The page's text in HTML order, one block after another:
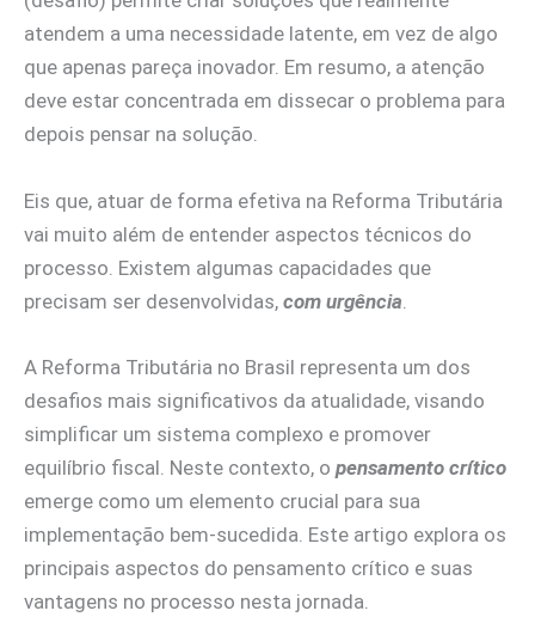
atendem a uma necessidade latente, em vez de algo
que apenas pareça inovador. Em resumo, a atenção
deve estar concentrada em dissecar o problema para
depois pensar na solução.
Eis que, atuar de forma efetiva na Reforma Tributária
vai muito além de entender aspectos técnicos do
processo. Existem algumas capacidades que
precisam ser desenvolvidas, com urgência
A Reforma Tributária no Brasil representa um dos
desafios mais significativos da atualidade, visando
simplificar um sistema complexo e promover
equilíbrio fiscal. Neste contexto, o pensamento crítico
emerge como um elemento crucial para sua
implementação bem-sucedida. Este artigo explora os
principais aspectos do pensamento crítico e suas
vantagens no processo nesta jornada.